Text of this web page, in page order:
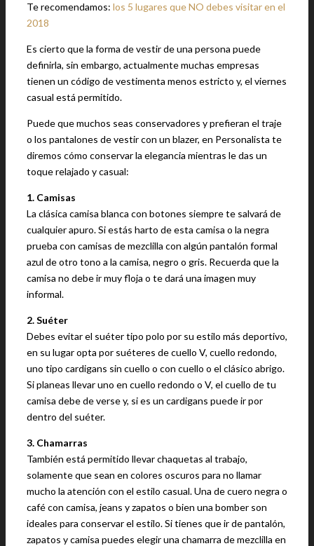
Te recomendamos: los 5 lugares que NO debes visitar en el
2018
Es cierto que la forma de vestir de una persona puede
definirla, sin embargo, actualmente muchas empresas
tienen un código de vestimenta menos estricto y, el viernes
casual está permitido.
Puede que muchos seas conservadores y prefieran el traje
o los pantalones de vestir con un blazer, en Personalista te
diremos cómo conservar la elegancia mientras le das un
toque relajado y casual:
1. Camisas
La clásica camisa blanca con botones siempre te salvará de
cualquier apuro. Si estás harto de esta camisa o la negra
prueba con camisas de mezclilla con algún pantalón formal
azul de otro tono a la camisa, negro o gris. Recuerda que la
camisa no debe ir muy floja o te dará una imagen muy
informal.
2. Suéter
Debes evitar el suéter tipo polo por su estilo más deportivo,
en su lugar opta por suéteres de cuello V, cuello redondo,
uno tipo cardigans sin cuello o con cuello o el clásico abrigo.
Si planeas llevar uno en cuello redondo o V, el cuello de tu
camisa debe de verse y, si es un cardigans puede ir por
dentro del suéter.
3. Chamarras
También está permitido llevar chaquetas al trabajo,
solamente que sean en colores oscuros para no llamar
mucho la atención con el estilo casual. Una de cuero negra o
café con camisa, jeans y zapatos o bien una bomber son
ideales para conservar el estilo. Si tienes que ir de pantalón,
zapatos y camisa puedes elegir una chamarra de mezclilla en